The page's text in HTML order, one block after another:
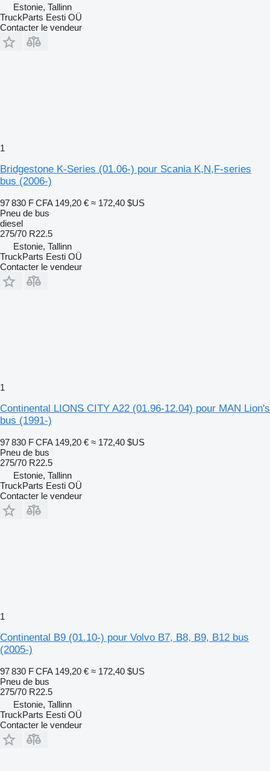
Estonie, Tallinn
TruckParts Eesti OÜ
Contacter le vendeur
1
Bridgestone K-Series (01.06-) pour Scania K,N,F-series
bus (2006-)
97 830 F CFA 149,20 € ≈ 172,40 $US
Pneu de bus
diesel
275/70 R22.5
Estonie, Tallinn
TruckParts Eesti OÜ
Contacter le vendeur
1
Continental LIONS CITY A22 (01.96-12.04) pour MAN Lion's
bus (1991-)
97 830 F CFA 149,20 € ≈ 172,40 $US
Pneu de bus
275/70 R22.5
Estonie, Tallinn
TruckParts Eesti OÜ
Contacter le vendeur
1
Continental B9 (01.10-) pour Volvo B7, B8, B9, B12 bus
(2005-)
97 830 F CFA 149,20 € ≈ 172,40 $US
Pneu de bus
275/70 R22.5
Estonie, Tallinn
TruckParts Eesti OÜ
Contacter le vendeur